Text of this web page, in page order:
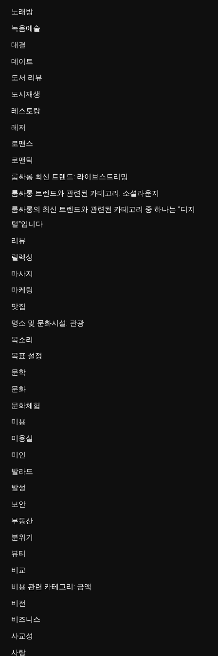
노래방
녹음예술
대결
데이트
도서 리뷰
도시재생
레스토랑
레저
로맨스
로맨틱
룸싸롱 최신 트렌드: 라이브스트리밍
룸싸롱 트렌드와 관련된 카테고리: 소셜라운지
룸싸롱의 최신 트렌드와 관련된 카테고리 중 하나는 "디지
털"입니다
리뷰
릴렉싱
마사지
마케팅
맛집
명소 및 문화시설: 관광
목소리
목표 설정
문학
문화
문화체험
미용
미용실
미인
발라드
발성
보안
부동산
분위기
뷰티
비교
비용 관련 카테고리: 금액
비전
비즈니스
사교성
사랑